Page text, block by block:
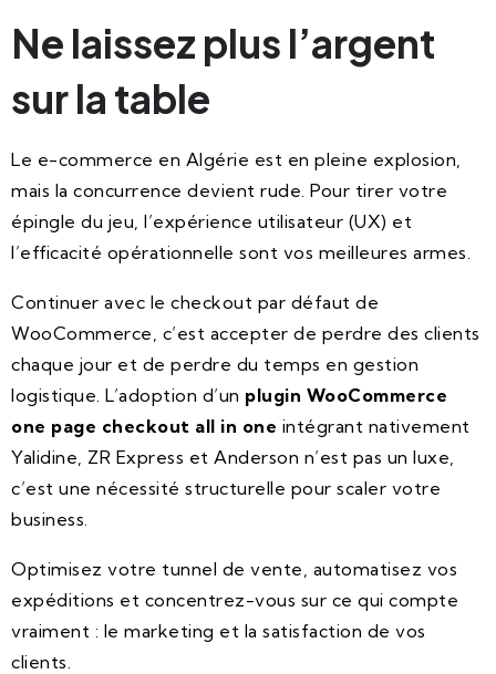
Ne laissez plus l’argent
sur la table
Le e-commerce en Algérie est en pleine explosion,
mais la concurrence devient rude. Pour tirer votre
épingle du jeu, l’expérience utilisateur (UX) et
l’efficacité opérationnelle sont vos meilleures armes.
Continuer avec le checkout par défaut de
WooCommerce, c’est accepter de perdre des clients
chaque jour et de perdre du temps en gestion
logistique. L’adoption d’un plugin WooCommerce
one page checkout all in one intégrant nativement
Yalidine, ZR Express et Anderson n’est pas un luxe,
c’est une nécessité structurelle pour scaler votre
business.
Optimisez votre tunnel de vente, automatisez vos
expéditions et concentrez-vous sur ce qui compte
vraiment : le marketing et la satisfaction de vos
clients.